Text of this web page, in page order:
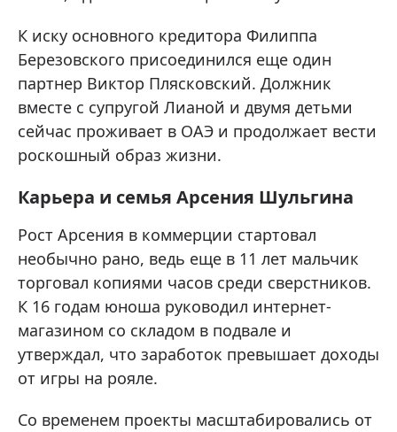
К иску основного кредитора Филиппа
Березовского присоединился еще один
партнер Виктор Плясковский. Должник
вместе с супругой Лианой и двумя детьми
сейчас проживает в ОАЭ и продолжает вести
роскошный образ жизни.
Карьера и семья Арсения Шульгина
Рост Арсения в коммерции стартовал
необычно рано, ведь еще в 11 лет мальчик
торговал копиями часов среди сверстников.
К 16 годам юноша руководил интернет-
магазином со складом в подвале и
утверждал, что заработок превышает доходы
от игры на рояле.
Со временем проекты масштабировались от